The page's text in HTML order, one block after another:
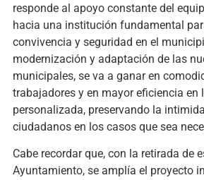
responde al apoyo constante del
hacia una institución fundamental
convivencia y seguridad en el
modernización y adaptación de las
municipales, se va a ganar en
trabajadores y en mayor eficiencia en
personalizada, preservando la
ciudadanos en los casos que sea
Cabe recordar que, con la retirada de
Ayuntamiento, se amplía el proyecto